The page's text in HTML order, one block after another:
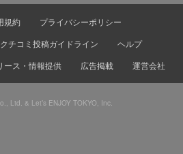
規約
プライバシーポリシー
クチコミ投稿ガイドライン
ヘルプ
ース・情報提供 広告掲載 運営会社
Ltd. & Let’s ENJOY TOKYO, Inc.